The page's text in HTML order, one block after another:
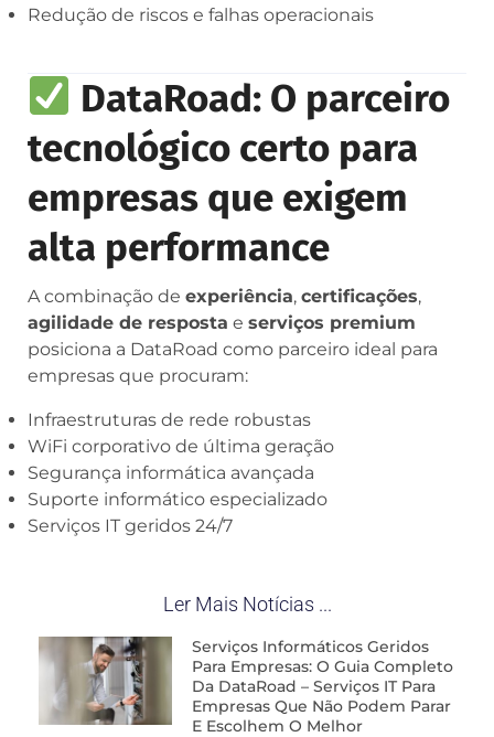
Redução de riscos e falhas operacionais
DataRoad: O parceiro
tecnológico certo para
empresas que exigem
alta performance
A combinação de experiência, certificações,
agilidade de resposta e serviços premium
posiciona a DataRoad como parceiro ideal para
empresas que procuram:
Infraestruturas de rede robustas
WiFi corporativo de última geração
Segurança informática avançada
Suporte informático especializado
Serviços IT geridos 24/7
Ler Mais Notícias ...
Serviços Informáticos Geridos
Para Empresas: O Guia Completo
Da DataRoad – Serviços IT Para
Empresas Que Não Podem Parar
E Escolhem O Melhor